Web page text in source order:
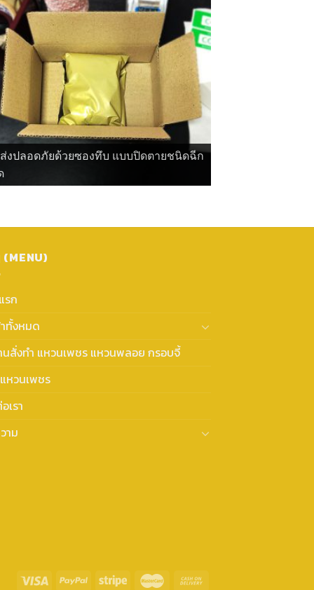
งปลอดภัยด้วยซองทึบ แบบปิดตายชนิดฉีก
(MENU)
รก
ทั้งหมด
นสั่งทำ แหวนเพชร แหวนพลอย กรอบจี้
หวนเพชร
เรา
าม